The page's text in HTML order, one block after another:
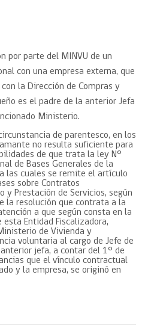
por parte del MINVU de un
con una empresa externa, que
con la Dirección de Compras y
es el padre de la anterior Jefa
Ministerio.
de parentesco, en los
no resulta suficiente para
de que trata la ley N°
de Bases Generales de la
las cuales se remite el artículo
sobre Contratos
Prestación de Servicios, según
la resolución que contrata a la
a que según consta en la
esta Entidad Fiscalizadora,
de Vivienda y
voluntaria al cargo de Jefe de
jefa, a contar del 1° de
que el vínculo contractual
y la empresa, se originó en